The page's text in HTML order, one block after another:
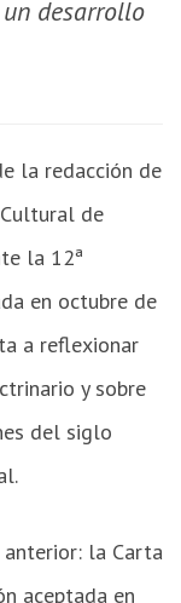
desarrollo
la redacción de
de
la 12ª
en octubre de
a reflexionar
y sobre
del siglo
la Carta
aceptada en